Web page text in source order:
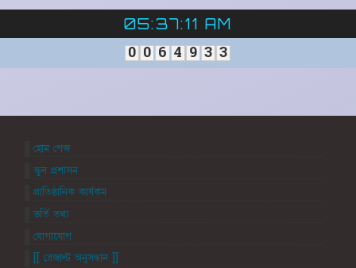
05:37:11 AM
0 0 6 4 9 3 3
হোম পেজ
স্কুল প্রশাসন
প্রাতিষ্ঠানিক কার্যকম
ভর্তি তথ্য
যোগাযোগ
[[ রেজাল্ট অনুসন্ধান ]]